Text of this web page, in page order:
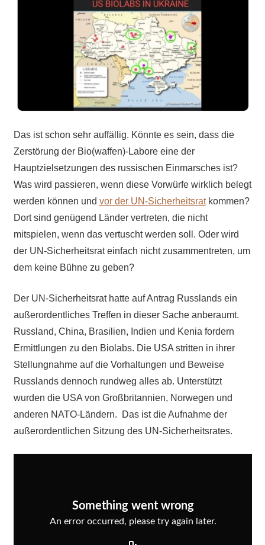
Das ist schon sehr auffällig. Könnte es sein, dass die
Zerstörung der Bio(waffen)-Labore eine der
Hauptzielsetzungen des russischen Einmarsches ist?
Was wird passieren, wenn diese Vorwürfe wirklich belegt
werden können und vor der UN-Sicherheitsratkommen?
Dort sind genügend Länder vertreten, die nicht
mitspielen, wenn das vertuscht werden soll. Oder wird
der UN-Sicherheitsrat einfach nicht zusammentreten, um
dem keine Bühne zu geben?
Der UN-Sicherheitsrat hatte auf Antrag Russlands ein
außerordentliches Treffen in dieser Sache anberaumt.
Russland, China, Brasilien, Indien und Kenia fordern
Ermittlungen zu den Biolabs. Die USA stritten in ihrer
Stellungnahme auf die Vorhaltungen und Beweise
Russlands dennoch rundweg alles ab. Unterstützt
wurden die USA von Großbritannien, Norwegen und
anderen NATO-Ländern. Das ist die Aufnahme der
außerordentlichen Sitzung des UN-Sicherheitsrates.